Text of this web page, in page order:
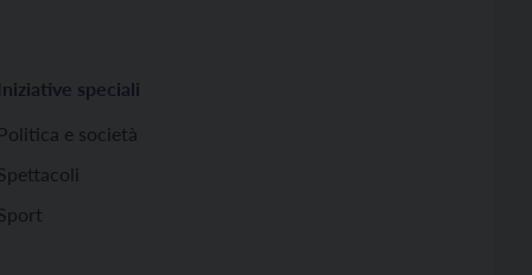
Iniziative speciali
Politica e società